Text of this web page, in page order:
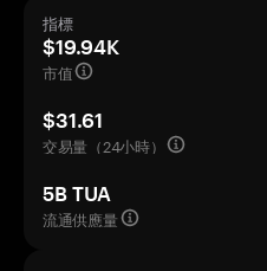
指標
$19.94K
市值
$31.61
交易量（24小時）
5B TUA
流通供應量